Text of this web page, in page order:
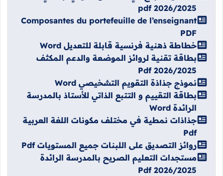
2026/2025 pdf
Composantes du portefeuille de l’enseignant
PDF
خطاطة ذهنية فرنسية قابلة للتعديل Word
بطاقة تقنية لروائز الموضعة والدعم المكثف
2026/2025 Pdf
نموذج جذاذة التقويم التشخيصي Word
بطاقة التقييم و التتبع الذاتي للأستاذ بالمدرسة
الرائدة Word
جذاذات نمطية في مختلف مكونات اللغة العربية
Pdf
روائز التصديق على اللبنات جميع المستويات Pdf
مستجدات التعليم الصريح بالمدرسة الرائدة
2026/2025 Pdf